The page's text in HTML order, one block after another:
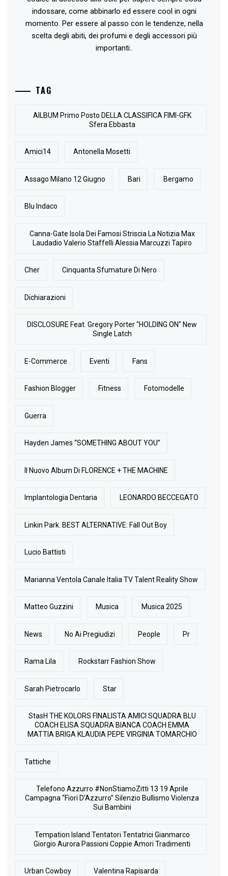
indossare, come abbinarlo ed essere cool in ogni
momento. Per essere al passo con le tendenze, nella
scelta degli abiti, dei profumi e degli accessori più
importanti..
TAG
AlLBUM Primo Posto DELLA CLASSIFICA FIMI-GFK
Sfera Ebbasta
Amici14 Antonella Mosetti
Assago Milano 12 Giugno Bari Bergamo
Blu Indaco
Canna-Gate Isola Dei Famosi Striscia La Notizia Max
Laudadio Valerio Staffelli Alessia Marcuzzi Tapiro
Cher Cinquanta Sfumature Di Nero
Dichiarazioni
DISCLOSURE Feat. Gregory Porter "HOLDING ON" New
Single Latch
E-Commerce Eventi Fans
Fashion Blogger Fitness Fotomodelle
Guerra
Hayden James “SOMETHING ABOUT YOU”
Il Nuovo Album Di FLORENCE + THE MACHINE
Implantologia Dentaria LEONARDO BECCEGATO
Linkin Park. BEST ALTERNATIVE: Fall Out Boy
Lucio Battisti
Marianna Ventola Canale Italia TV Talent Reality Show
Matteo Guzzini Musica Musica 2025
News No Ai Pregiudizi People Pr
Rama Lila Rockstarr Fashion Show
Sarah Pietrocarlo Star
StasH THE KOLORS FINALISTA AMICI SQUADRA BLU
COACH ELISA SQUADRA BIANCA COACH EMMA
MATTIA BRIGA KLAUDIA PEPE VIRGINIA TOMARCHIO
Tattiche
Telefono Azzurro #NonStiamoZitti 13 19 Aprile
Campagna “Fiori D’Azzurro” Silenzio Bullismo Violenza
Sui Bambini
Tempation Island Tentatori Tentatrici Gianmarco
Giorgio Aurora Passioni Coppie Amori Tradimenti
Urban Cowboy Valentina Rapisarda